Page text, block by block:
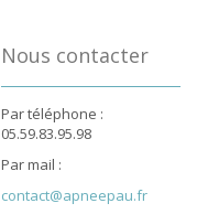
Nous contacter
Par téléphone :
05.59.83.95.98
Par mail :
contact@apneepau.fr